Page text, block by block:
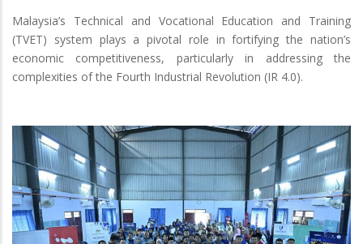
Malaysia’s Technical and Vocational Education and Training
(TVET) system plays a pivotal role in fortifying the nation’s
economic competitiveness, particularly in addressing the
complexities of the Fourth Industrial Revolution (IR 4.0).